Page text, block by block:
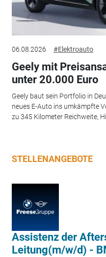
06.08.2026 #Elektroauto
Geely mit
unter 20.000 Euro
Geely baut sein Portfolio in
neues E-Auto ins umkämpfte
zu 345 Kilometer Reichweite,
STELLENANGEBOTE
Assistenz der
Leitung(m/w/d) -